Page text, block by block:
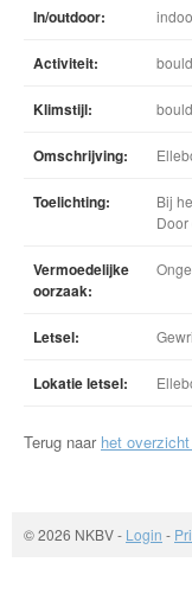
In/outdoor:
Activiteit:
Klimstijl:
Omschrijving:
Toelichting:
Bij
Vermoedelijke
oorzaak:
Letsel:
Lokatie letsel:
Terug naar het
© 2026 NKBV- Login -